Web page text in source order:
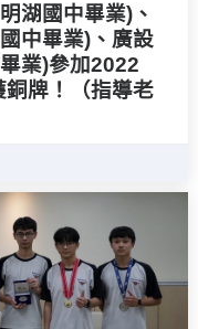
湖國中畢業)、
中畢業)、廣設
業)參加2022
牌！（指導老